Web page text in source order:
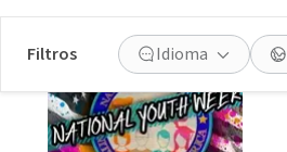
Filtros Idioma